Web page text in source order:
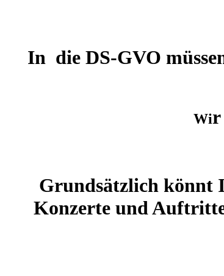
In die DS-GVO
Wir
Grundsätzlich könnt
Konzerte und